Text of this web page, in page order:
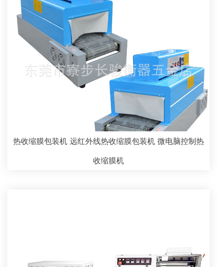
热收缩膜包装机 远红外线热收缩膜包装机 微电脑控制热
收缩膜机